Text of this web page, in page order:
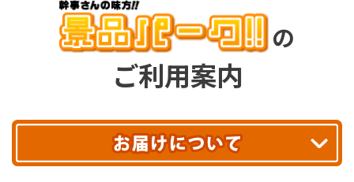
の
ご利用案内